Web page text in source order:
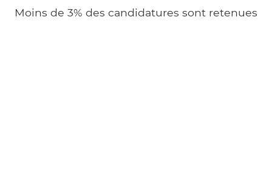
Moins de 3% des candidatures sont retenues